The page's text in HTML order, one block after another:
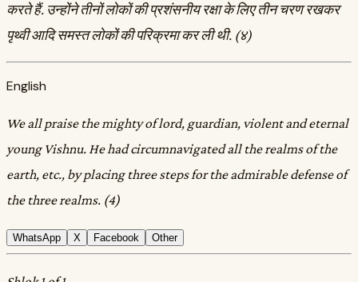
करते हैं. उन्होंने तीनों लोकों की प्रशंसनीय रक्षा के लिए तीन चरण रखकर
पृथ्वी आदि समस्त लोकों की परिक्रमा कर ली थी. (४)
English
We all praise the mighty of lord, guardian, violent and eternal
young Vishnu. He had circumnavigated all the realms of the
earth, etc., by placing three steps for the admirable defense of
the three realms. (4)
WhatsApp X Facebook Other